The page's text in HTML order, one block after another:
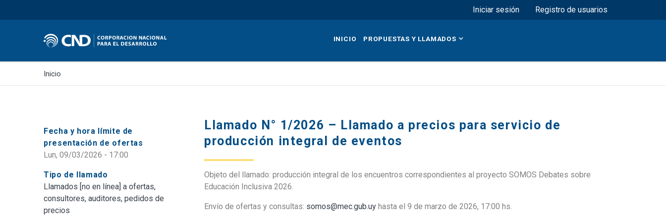
al
principal
Menú superior
Iniciar sesión Registro de usuarios
INICIO PROPUESTAS Y LLAMADOS
Inicio
Fecha y hora límite de
presentación de ofertas
Lun, 09/03/2026 - 17:00
Tipo de llamado
Llamados [no en línea] a ofertas,
consultores, auditores, pedidos de
precios
Llamado N° 1/2026 – Llamado a precios para servicio de
producción integral de eventos
Objeto del llamado: producción integral de los encuentros correspondientes al proyecto SOMOS Debates sobre
Educación Inclusiva 2026.
Envío de ofertas y consultas: somos@mec.gub.uy hasta el 9 de marzo de 2026, 17:00 hs.